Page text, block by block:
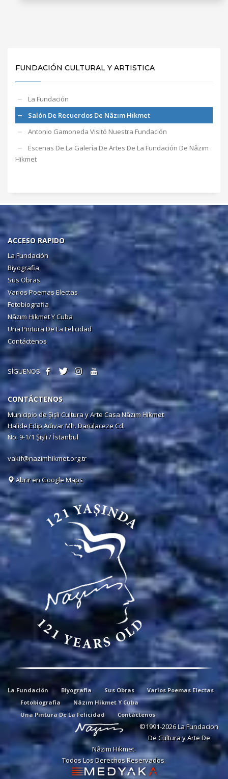
FUNDACIÓN CULTURAL Y ARTISTICA
La Fundación
Salón De Recuerdos De Nâzım Hikmet
Antonio Gamoneda Visitó Nuestra Fundación
Escenas De La Galería De Artes De La Fundación De Nâzım
Hikmet
ACCESO RAPIDO
La Fundación
Biyografia
Sus Obras
Varios Poemas Electas
Fotobiografia
Nâzım Hikmet Y Cuba
Una Pintura De La Felicidad
Contáctenos
SÍGUENOS
CONTÁCTENOS
Municipio de Şişli Cultura y Arte Casa Nâzım Hikmet
Halide Edip Adıvar Mh. Darülaceze Cd.
No: 9-1/1 Şişli / İstanbul
vakif@nazimhikmet.org.tr
Abrir en Google Maps
La Fundación Biyografia Sus Obras
Varios Poemas Electas
Fotobiografia
Nâzım Hikmet Y Cuba
Una Pintura De La Felicidad
Contáctenos
©1991-2026 La Fundacion
De Cultura y Arte De
Nâzım Hikmet.
Todos Los Derechos Reservados.